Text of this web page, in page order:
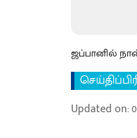
ஜப்பானில்
Updated on: